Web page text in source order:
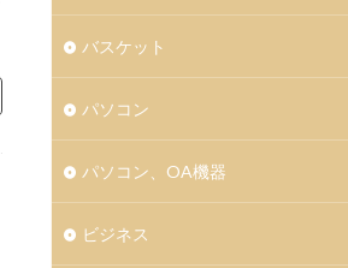
バスケット
パソコン
パソコン、OA機器
ビジネス